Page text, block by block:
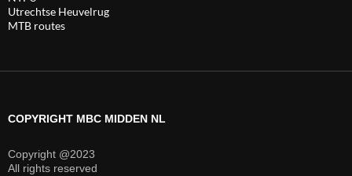
Utrechtse Heuvelrug
MTB routes
COPYRIGHT MBC MIDDEN NL
Copyright @2023
All rights reserved